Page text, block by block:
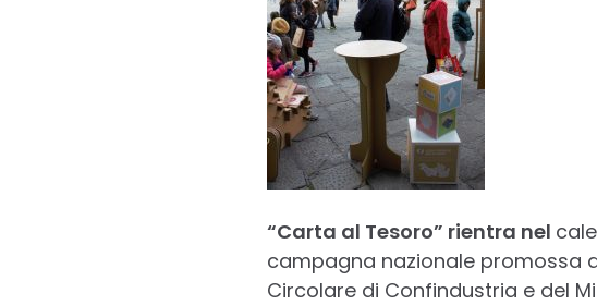
“Carta al Tesoro” rientra nel
campagna nazionale promossa
Circolare di Confindustria e del